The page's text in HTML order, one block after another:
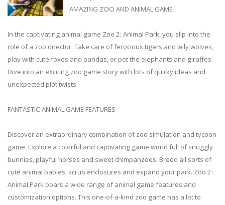
AMAZING ZOO AND ANIMAL GAME
In the captivating animal game Zoo 2: Animal Park, you slip into the
role of a zoo director. Take care of ferocious tigers and wily wolves,
play with cute foxes and pandas, or pet the elephants and giraffes.
Dive into an exciting zoo game story with lots of quirky ideas and
unexpected plot twists.
FANTASTIC ANIMAL GAME FEATURES
Discover an extraordinary combination of zoo simulation and tycoon
game. Explore a colorful and captivating game world full of snuggly
bunnies, playful horses and sweet chimpanzees. Breed all sorts of
cute animal babies, scrub enclosures and expand your park. Zoo 2:
Animal Park boars a wide range of animal game features and
customization options. This one-of-a-kind zoo game has a lot to